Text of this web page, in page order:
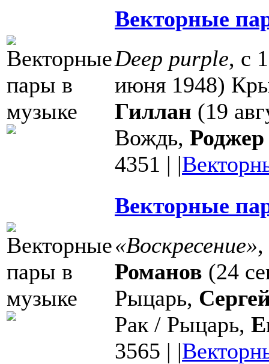
Векторные
Deep purple, с
июня 1948)
Гиллан (19
Вождь, Роджер
4351 | |
Векторные
«Воскресение»
Романов (24
Рыцарь,
Рак / Рыцарь,
3565 | |